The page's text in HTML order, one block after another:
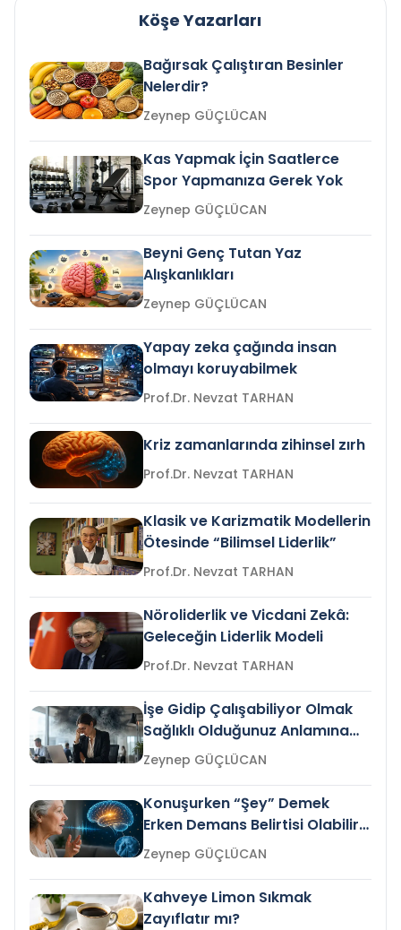
Köşe Yazarları
Bağırsak Çalıştıran Besinler
Nelerdir?
Zeynep GÜÇLÜCAN
Kas Yapmak İçin Saatlerce
Spor Yapmanıza Gerek Yok
Zeynep GÜÇLÜCAN
Beyni Genç Tutan Yaz
Alışkanlıkları
Zeynep GÜÇLÜCAN
Yapay zeka çağında insan
olmayı koruyabilmek
Prof.Dr. Nevzat TARHAN
Kriz zamanlarında zihinsel zırh
Prof.Dr. Nevzat TARHAN
Klasik ve Karizmatik Modellerin
Ötesinde “Bilimsel Liderlik”
Prof.Dr. Nevzat TARHAN
Nöroliderlik ve Vicdani Zekâ:
Geleceğin Liderlik Modeli
Prof.Dr. Nevzat TARHAN
İşe Gidip Çalışabiliyor Olmak
Sağlıklı Olduğunuz Anlamına
Gelir mi?Zeynep GÜÇLÜCAN
Konuşurken “Şey” Demek
Erken Demans Belirtisi Olabilir
mi?
Zeynep GÜÇLÜCAN
Kahveye Limon Sıkmak
Zayıflatır mı?